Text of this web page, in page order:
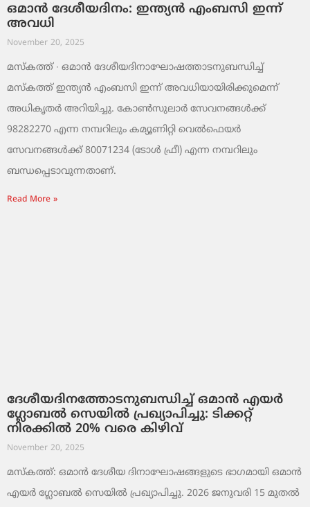
ഒമാൻ ദേശീയദിനം: ഇന്ത്യൻ എംബസി ഇന്ന്
അവധി
November 20, 2025
മസ്‌കത്ത് ∙ ഒമാൻ ദേശീയദിനാഘോഷത്താടനുബന്ധിച്ച്
മസ്‌കത്ത് ഇന്ത്യൻ എംബസി ഇന്ന് അവധിയായിരിക്കുമെന്ന്
അധികൃതർ അറിയിച്ചു. കോൺസുലാർ സേവനങ്ങൾക്ക്
98282270 എന്ന നമ്പറിലും കമ്യൂണിറ്റി വെൽഫെയർ
സേവനങ്ങൾക്ക് 80071234 (ടോൾ ഫ്രീ) എന്ന നമ്പറിലും
ബന്ധപ്പെടാവുന്നതാണ്.
Read More »
ദേശീയദിനത്തോടനുബന്ധിച്ച് ഒമാൻ എയർ
ഗ്ലോബൽ സെയിൽ പ്രഖ്യാപിച്ചു: ടിക്കറ്റ്
നിരക്കിൽ 20% വരെ കിഴിവ്
November 20, 2025
മസ്‌കത്ത്: ഒമാൻ ദേശീയ ദിനാഘോഷങ്ങളുടെ ഭാഗമായി ഒമാൻ
എയർ ഗ്ലോബൽ സെയിൽ പ്രഖ്യാപിച്ചു. 2026 ജനുവരി 15 മുതൽ